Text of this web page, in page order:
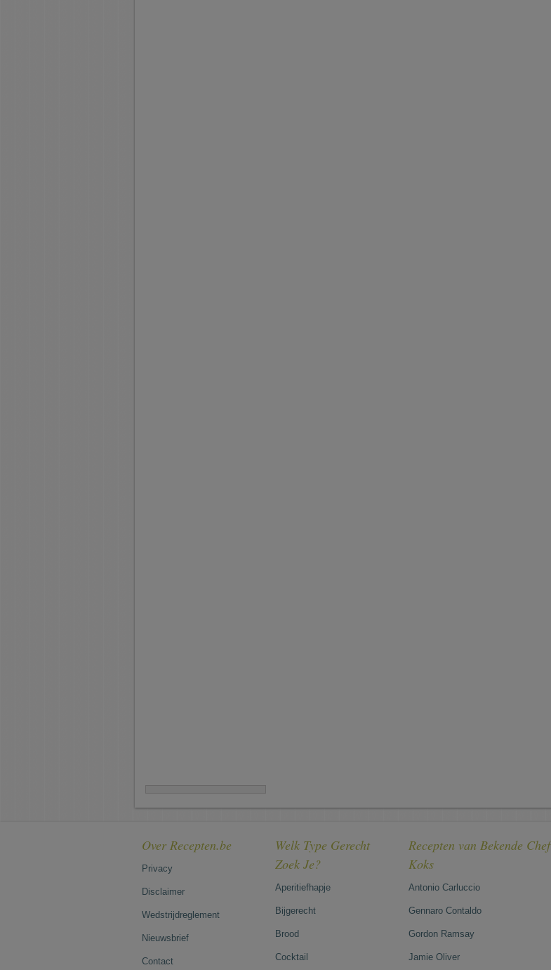
Over Recepten.be
Privacy
Disclaimer
Wedstrijdreglement
Nieuwsbrief
Contact
Welk Type Gerecht
Zoek Je?
Aperitiefhapje
Bijgerecht
Brood
Cocktail
Recepten van Bekende Chef
Koks
Antonio Carluccio
Gennaro Contaldo
Gordon Ramsay
Jamie Oliver